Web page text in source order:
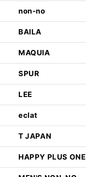
non-no
BAILA
MAQUIA
SPUR
LEE
eclat
T JAPAN
HAPPY PLUS ONE